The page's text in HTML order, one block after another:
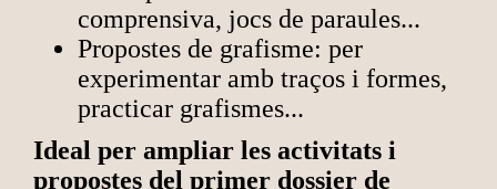
comprensiva, jocs de paraules...
Propostes de grafisme: per
experimentar amb traços i formes,
practicar grafismes...
Ideal per ampliar les activitats i
propostes del primer dossier de